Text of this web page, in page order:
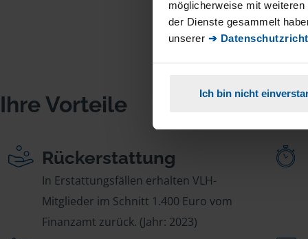
möglicherweise mit
der Dienste gesammelt
unserer ➔
Ich bin nicht
Ihre Vorteile
Rückerstattung
In Erstattungsfällen erhalten VLH-
Mitglieder im Schnitt 1.400 Euro vom
Finanzamt zurück. (Jahr: 2023)